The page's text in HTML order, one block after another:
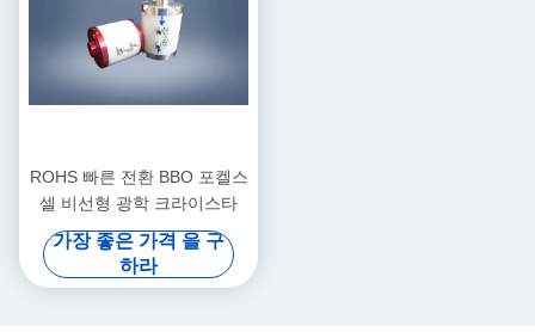
ROHS 빠른 전환 BBO 포켈스
셀 비선형 광학 크라이스타
가장 좋은 가격 을 구
하라